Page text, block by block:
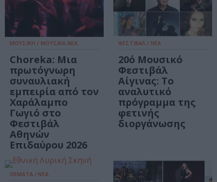
ΜΟΥΣΙΚΗ / ΜΟΥΣΙΚΑ ΝΕΑ
Choreka: Μια
πρωτόγνωρη
συναυλιακή
εμπειρία από τον
Χαράλαμπο
Γωγιό στο
Φεστιβάλ
Αθηνών
Επιδαύρου 2026
ΦΕΣΤΙΒΑΛ / ΝΕΑ
20ό Μουσικό
Φεστιβάλ
Αίγινας: Το
αναλυτικό
πρόγραμμα της
φετινής
διοργάνωσης
ΘΕΜΑΤΑ / ΝΕΑ